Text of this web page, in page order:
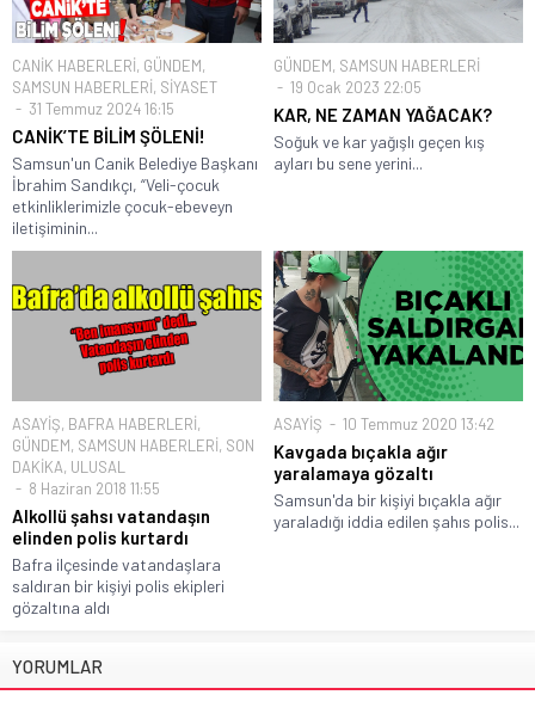
CANİK HABERLERİ, GÜNDEM,
SAMSUN HABERLERİ, SİYASET
31 Temmuz 2024 16:15
CANİK’TE BİLİM ŞÖLENİ!
Samsun'un Canik Belediye Başkanı
İbrahim Sandıkçı, “Veli-çocuk
etkinliklerimizle çocuk-ebeveyn
iletişiminin...
GÜNDEM, SAMSUN HABERLERİ
19 Ocak 2023 22:05
KAR, NE ZAMAN YAĞACAK?
Soğuk ve kar yağışlı geçen kış
ayları bu sene yerini...
ASAYİŞ, BAFRA HABERLERİ,
GÜNDEM, SAMSUN HABERLERİ, SON
DAKİKA, ULUSAL
8 Haziran 2018 11:55
Alkollü şahsı vatandaşın
elinden polis kurtardı
Bafra ilçesinde vatandaşlara
saldıran bir kişiyi polis ekipleri
gözaltına aldı
ASAYİŞ 10 Temmuz 2020 13:42
Kavgada bıçakla ağır
yaralamaya gözaltı
Samsun'da bir kişiyi bıçakla ağır
yaraladığı iddia edilen şahıs polis...
YORUMLAR